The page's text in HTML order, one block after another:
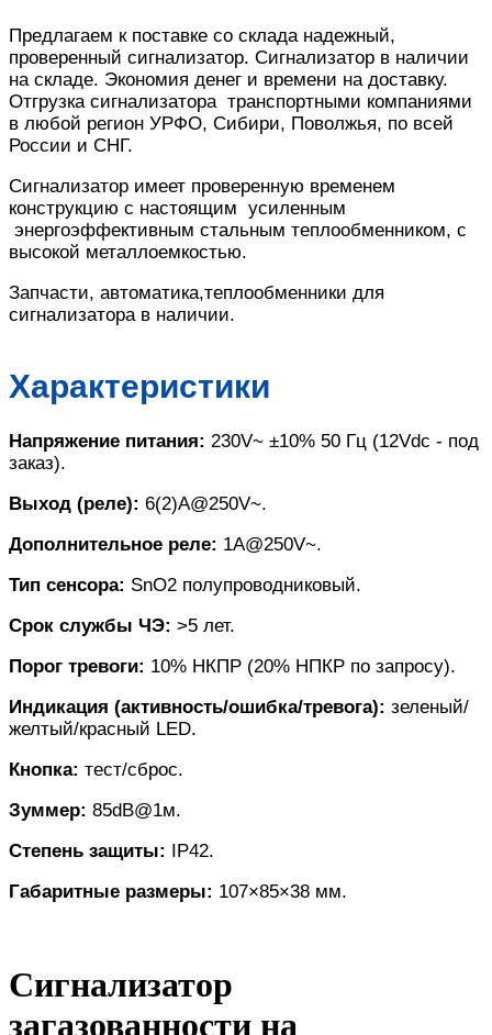
Предлагаем к поставке со склада надежный,
проверенный сигнализатор. Сигнализатор в наличии
на складе. Экономия денег и времени на доставку.
Отгрузка сигнализатора транспортными компаниями
в любой регион УРФО, Сибири, Поволжья, по всей
России и СНГ.
Сигнализатор имеет проверенную временем
конструкцию с настоящим усиленным
энергоэффективным стальным теплообменником, с
высокой металлоемкостью.
Запчасти, автоматика,теплообменники для
сигнализатора в наличии.
Характеристики
Напряжение питания: 230V~ ±10% 50 Гц (12Vdc - под
заказ).
Выход (реле): 6(2)А@250V~.
Дополнительное реле: 1А@250V~.
Тип сенсора: SnO2 полупроводниковый.
Срок службы ЧЭ: >5 лет.
Порог тревоги: 10% НКПР (20% НПКР по запросу).
Индикация (активность/ошибка/тревога): зеленый/
желтый/красный LED.
Кнопка: тест/сброс.
Зуммер: 85dB@1м.
Степень защиты: IP42.
Габаритные размеры: 107×85×38 мм.
Сигнализатор
загазованности на